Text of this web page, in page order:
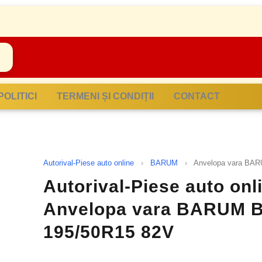
POLITICI TERMENI ȘI CONDIȚII CONTACT
Autorival-Piese auto online › BARUM › Anvelopa vara
Autorival-Piese auto
Anvelopa vara BARUM
195/50R15 82V